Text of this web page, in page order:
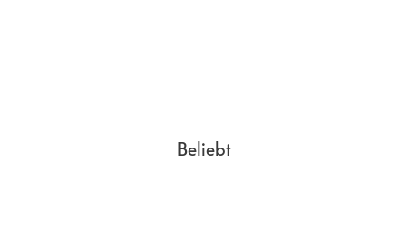
Beliebt